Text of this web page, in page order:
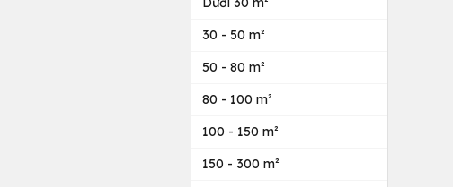
30 - 50 m²
50 - 80 m²
80 - 100 m²
100 - 150 m²
150 - 300 m²